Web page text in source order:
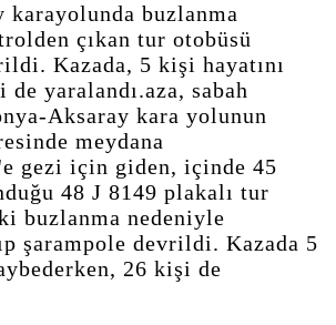
karayolunda buzlanma
çıkan tur otobüsü
Kazada, 5 kişi hayatını
yaralandı.aza, sabah
Aksaray kara yolunun
meydana
gezi için giden, içinde 45
48 J 8149 plakalı tur
buzlanma nedeniyle
şarampole devrildi. Kazada 5
26 kişi de